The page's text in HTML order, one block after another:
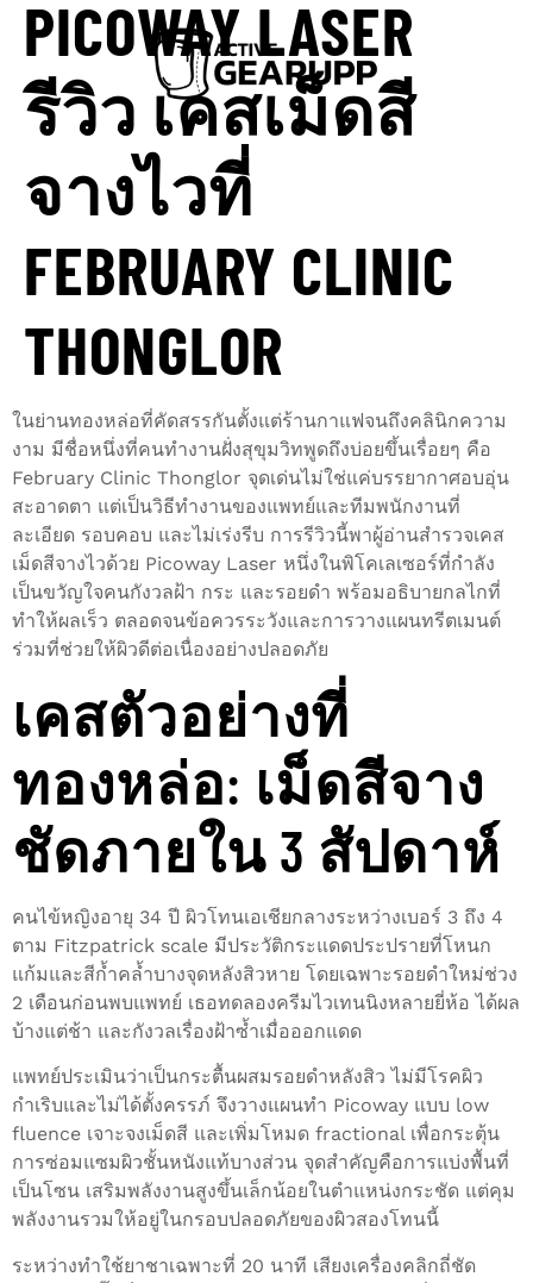
PICOWAY LASER
รีวิว เคสเม็ดสี
จางไวที่
FEBRUARY CLINIC
THONGLOR
ในย่านทองหล่อที่คัดสรรกันตั้งแต่ร้านกาแฟจนถึงคลินิกความ
งาม มีชื่อหนึ่งที่คนทำงานฝั่งสุขุมวิทพูดถึงบ่อยขึ้นเรื่อยๆ คือ
February Clinic Thonglor จุดเด่นไม่ใช่แค่บรรยากาศอบอุ่น
สะอาดตา แต่เป็นวิธีทำงานของแพทย์และทีมพนักงานที่
ละเอียด รอบคอบ และไม่เร่งรีบ การรีวิวนี้พาผู้อ่านสำรวจเคส
เม็ดสีจางไวด้วย Picoway Laser หนึ่งในพิโคเลเซอร์ที่กำลัง
เป็นขวัญใจคนกังวลฝ้า กระ และรอยดำ พร้อมอธิบายกลไกที่
ทำให้ผลเร็ว ตลอดจนข้อควรระวังและการวางแผนทรีตเมนต์
ร่วมที่ช่วยให้ผิวดีต่อเนื่องอย่างปลอดภัย
เคสตัวอย่างที่
ทองหล่อ: เม็ดสีจาง
ชัดภายใน 3 สัปดาห์
คนไข้หญิงอายุ 34 ปี ผิวโทนเอเชียกลางระหว่างเบอร์ 3 ถึง 4
ตาม Fitzpatrick scale มีประวัติกระแดดประปรายที่โหนก
แก้มและสีก้ำคล้ำบางจุดหลังสิวหาย โดยเฉพาะรอยดำใหม่ช่วง
2 เดือนก่อนพบแพทย์ เธอทดลองครีมไวเทนนิงหลายยี่ห้อ ได้ผล
บ้างแต่ช้า และกังวลเรื่องฝ้าซ้ำเมื่อออกแดด
แพทย์ประเมินว่าเป็นกระตื้นผสมรอยดำหลังสิว ไม่มีโรคผิว
กำเริบและไม่ได้ตั้งครรภ์ จึงวางแผนทำ Picoway แบบ low
fluence เจาะจงเม็ดสี และเพิ่มโหมด fractional เพื่อกระตุ้น
การซ่อมแซมผิวชั้นหนังแท้บางส่วน จุดสำคัญคือการแบ่งพื้นที่
เป็นโซน เสริมพลังงานสูงขึ้นเล็กน้อยในตำแหน่งกระชัด แต่คุม
พลังงานรวมให้อยู่ในกรอบปลอดภัยของผิวสองโทนนี้
ระหว่างทำใช้ยาชาเฉพาะที่ 20 นาที เสียงเครื่องคลิกถี่ชัด